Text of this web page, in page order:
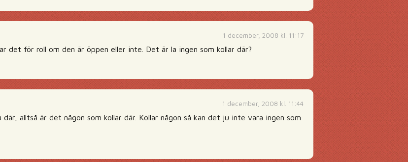
1 december, 2008 kl. 11:17
det för roll om den är öppen eller inte. Det är la ingen som kollar där?
1 december, 2008 kl. 11:44
alltså är det någon som kollar där. Kollar någon så kan det ju inte vara ingen som